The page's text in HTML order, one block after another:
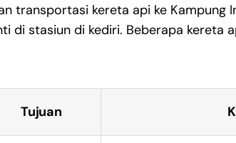
transportasi kereta api ke Kampung
di stasiun di kediri. Beberapa kereta
Tujuan